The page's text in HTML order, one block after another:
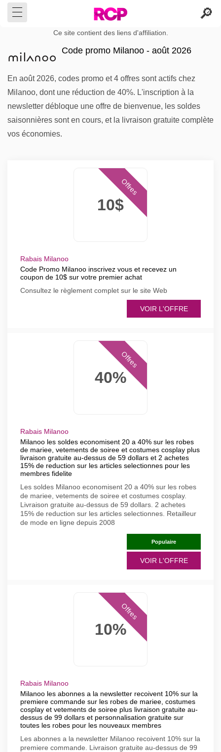
Ce site contient des liens d'affiliation.
Code promo Milanoo - août 2026
En août 2026, codes promo et 4 offres sont actifs chez
Milanoo, dont une réduction de 40%. L'inscription à la
newsletter débloque une offre de bienvenue, les soldes
saisonnières sont en cours, et la livraison gratuite complète
vos économies.
10$
Offres
Rabais Milanoo
Code Promo Milanoo inscrivez vous et recevez un
coupon de 10$ sur votre premier achat
Consultez le règlement complet sur le site Web
VOIR L'OFFRE
40%
Offres
Rabais Milanoo
Milanoo les soldes economisent 20 a 40% sur les robes
de mariee, vetements de soiree et costumes cosplay plus
livraison gratuite au-dessus de 59 dollars et 2 achetes
15% de reduction sur les articles selectionnes pour les
membres fidelite
Les soldes Milanoo economisent 20 a 40% sur les robes
de mariee, vetements de soiree et costumes cosplay.
Livraison gratuite au-dessus de 59 dollars. 2 achetes
15% de reduction sur les articles selectionnes. Retailleur
de mode en ligne depuis 2008
Populaire
VOIR L'OFFRE
10%
Offres
Rabais Milanoo
Milanoo les abonnes a la newsletter recoivent 10% sur la
premiere commande sur les robes de mariee, costumes
cosplay et vetements de soiree plus livraison gratuite au-
dessus de 99 dollars et personnalisation gratuite sur
toutes les robes pour les nouveaux membres
Les abonnes a la newsletter Milanoo recoivent 10% sur la
premiere commande. Livraison gratuite au-dessus de 99